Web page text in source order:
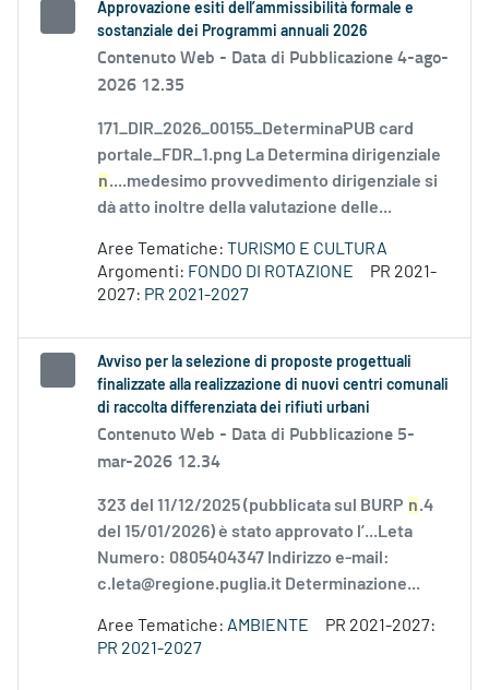
Approvazione esiti dell’ammissibilità formale e
sostanziale dei Programmi annuali 2026
Contenuto Web - Data di Pubblicazione 4-ago-
2026 12.35
171_DIR_2026_00155_DeterminaPUB card
portale_FDR_1.png La Determina dirigenziale
n....medesimo provvedimento dirigenziale si
dà atto inoltre della valutazione delle...
Aree Tematiche: TURISMO E CULTURA
Argomenti: FONDO DI ROTAZIONE
PR 2021-
2027: PR 2021-2027
Avviso per la selezione di proposte progettuali
finalizzate alla realizzazione di nuovi centri comunali
di raccolta differenziata dei rifiuti urbani
Contenuto Web - Data di Pubblicazione 5-
mar-2026 12.34
323 del 11/12/2025 (pubblicata sul BURP n.4
del 15/01/2026) è stato approvato l’...Leta
Numero: 0805404347 Indirizzo e-mail:
c.leta@regione.puglia.it Determinazione...
Aree Tematiche: AMBIENTE
PR 2021-2027:
PR 2021-2027